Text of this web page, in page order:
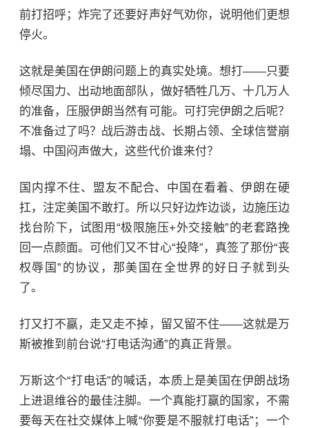
前打招呼；炸完了还要好声好气劝你，说明他们更想
停火。
这就是美国在伊朗问题上的真实处境。想打——只要
倾尽国力、出动地面部队，做好牺牲几万、十几万人
的准备，压服伊朗当然有可能。可打完伊朗之后呢？
不准备过了吗？战后游击战、长期占领、全球信誉崩
塌、中国闷声做大，这些代价谁来付？
国内撑不住、盟友不配合、中国在看着、伊朗在硬
扛，注定美国不敢打。所以只好边炸边谈，边施压边
找台阶下，试图用“极限施压+外交接触”的老套路挽
回一点颜面。可他们又不甘心“投降”，真签了那份“丧
权辱国”的协议，那美国在全世界的好日子就到头
了。
打又打不赢，走又走不掉，留又留不住——这就是万
斯被推到前台说“打电话沟通”的真正背景。
万斯这个“打电话”的喊话，本质上是美国在伊朗战场
上进退维谷的最佳注脚。一个真能打赢的国家，不需
要每天在社交媒体上喊“你要是不服就打电话”；一个